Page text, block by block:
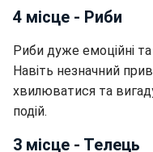
4 місце - Риби
Риби дуже емоційні та
Навіть незначний
хвилюватися та
подій.
3 місце - Телець